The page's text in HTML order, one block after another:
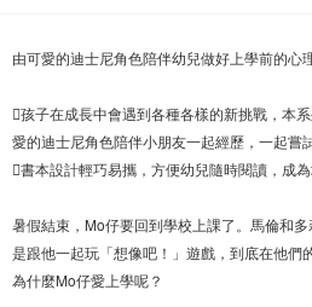
由可愛的迪士尼角色陪伴幼兒做好上學前的心
孩子在成長中會遇到各種各樣的新挑戰，本
愛的迪士尼角色陪伴小朋友一起經歷，一起嘗
書本設計輕巧易攜，方便幼兒隨時閱讀，成為
暑假結束，Mo仔要回到學校上課了。馬倫和
是跟他一起玩「想像吧！」遊戲，到底在他們
為什麼Mo仔愛上學呢？